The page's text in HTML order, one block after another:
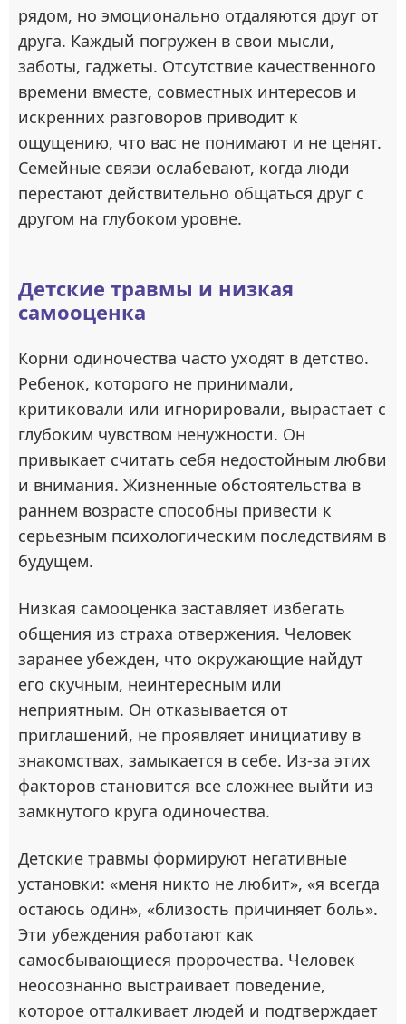
рядом, но эмоционально отдаляются друг от
друга. Каждый погружен в свои мысли,
заботы, гаджеты. Отсутствие качественного
времени вместе, совместных интересов и
искренних разговоров приводит к
ощущению, что вас не понимают и не ценят.
Семейные связи ослабевают, когда люди
перестают действительно общаться друг с
другом на глубоком уровне.
Детские травмы и низкая
самооценка
Корни одиночества часто уходят в детство.
Ребенок, которого не принимали,
критиковали или игнорировали, вырастает с
глубоким чувством ненужности. Он
привыкает считать себя недостойным любви
и внимания. Жизненные обстоятельства в
раннем возрасте способны привести к
серьезным психологическим последствиям в
будущем.
Низкая самооценка заставляет избегать
общения из страха отвержения. Человек
заранее убежден, что окружающие найдут
его скучным, неинтересным или
неприятным. Он отказывается от
приглашений, не проявляет инициативу в
знакомствах, замыкается в себе. Из-за этих
факторов становится все сложнее выйти из
замкнутого круга одиночества.
Детские травмы формируют негативные
установки: «меня никто не любит», «я всегда
остаюсь один», «близость причиняет боль».
Эти убеждения работают как
самосбывающиеся пророчества. Человек
неосознанно выстраивает поведение,
которое отталкивает людей и подтверждает